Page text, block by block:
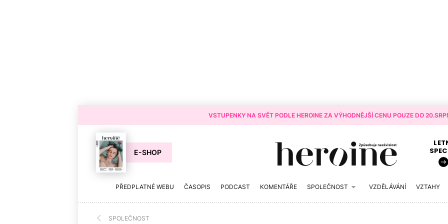
VSTUPENKY NA SVĚT PODLE HEROINE ZA VÝHODNĚJŠÍ CENU POUZE DO
E-SHOP
PŘEDPLATNÉ WEBU ČASOPIS PODCAST KOMENTÁŘE SPOLEČNOST VZDĚLÁVÁNÍ VZTAHY
SPOLEČNOST